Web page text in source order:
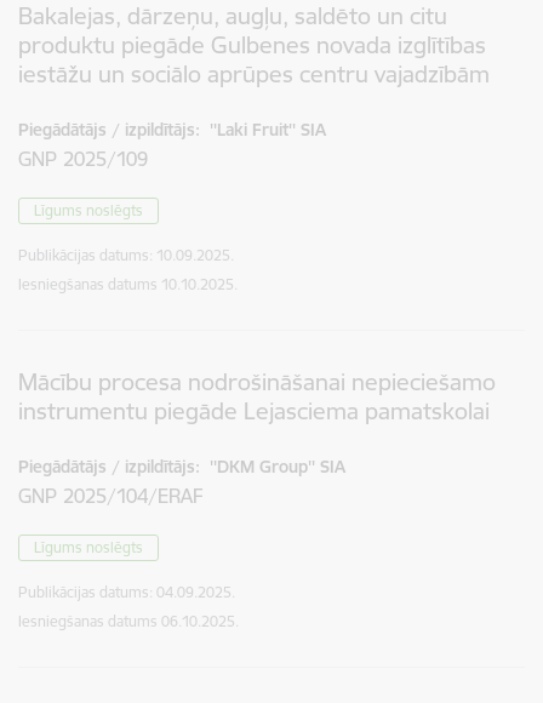
Bakalejas, dārzeņu, augļu, saldēto un citu
produktu piegāde Gulbenes novada izglītības
iestāžu un sociālo aprūpes centru vajadzībām
Piegādātājs / izpildītājs: ''Laki Fruit'' SIA
GNP 2025/109
Līgums noslēgts
Publikācijas datums: 10.09.2025.
Iesniegšanas datums 10.10.2025.
Mācību procesa nodrošināšanai nepieciešamo
instrumentu piegāde Lejasciema pamatskolai
Piegādātājs / izpildītājs: ''DKM Group'' SIA
GNP 2025/104/ERAF
Līgums noslēgts
Publikācijas datums: 04.09.2025.
Iesniegšanas datums 06.10.2025.